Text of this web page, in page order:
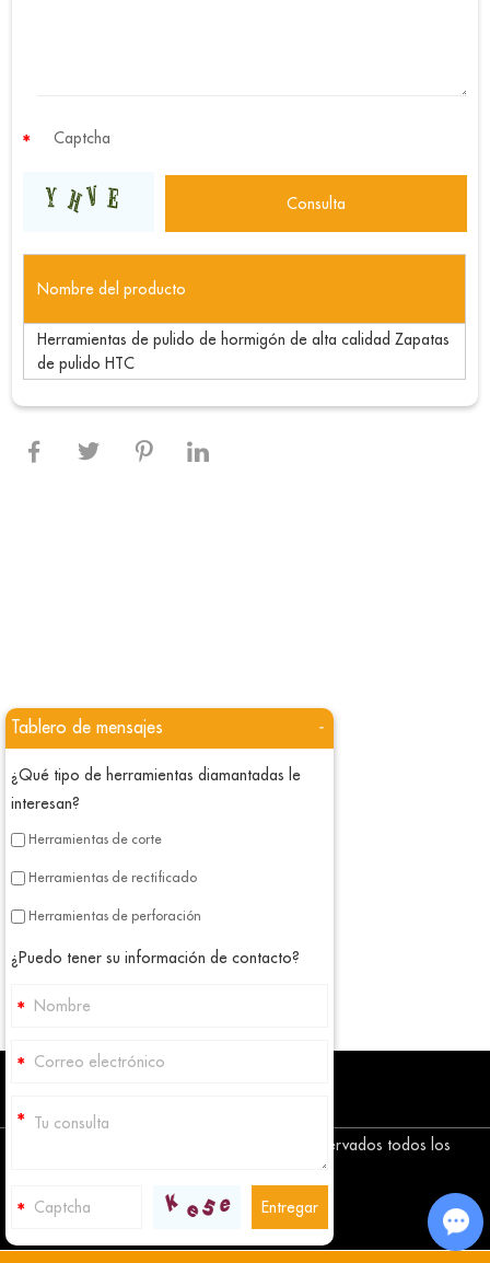
Nombre del producto
Herramientas de pulido de hormigón de alta calidad Zapatas
de pulido HTC
Copyright © Corediam Tools Co., Ltd. Reservados todos los
Tablero de mensajes -
¿Qué tipo de herramientas diamantadas le
interesan?
Herramientas de corte
Herramientas de rectificado
Herramientas de perforación
¿Puedo tener su información de contacto?